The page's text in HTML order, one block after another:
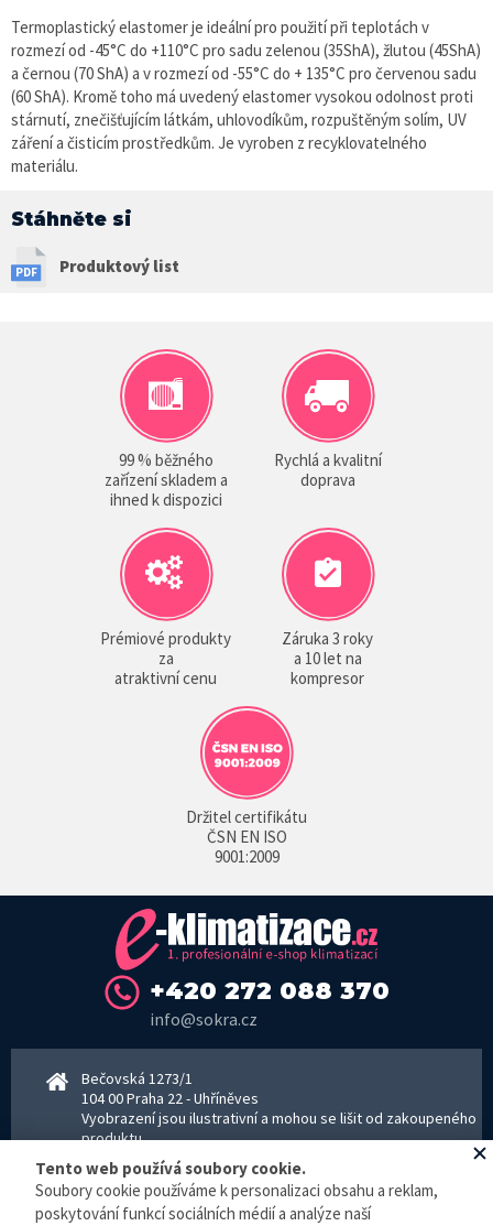
Termoplastický elastomer je ideální pro použití při teplotách v
rozmezí od -45°C do +110°C pro sadu zelenou (35ShA), žlutou (45ShA)
a černou (70 ShA) a v rozmezí od -55°C do + 135°C pro červenou sadu
(60 ShA). Kromě toho má uvedený elastomer vysokou odolnost proti
stárnutí, znečišťujícím látkám, uhlovodíkům, rozpuštěným solím, UV
záření a čisticím prostředkům. Je vyroben z recyklovatelného
materiálu.
Stáhněte si
Produktový list
99 % běžného
zařízení skladem a
ihned k dispozici
Rychlá a kvalitní
doprava
Prémiové produkty
za
atraktivní cenu
Záruka 3 roky
a 10 let na
kompresor
Držitel certifikátu
ČSN EN ISO
9001:2009
+420 272 088 370
info@sokra.cz
Bečovská 1273/1
104 00 Praha 22 - Uhříněves
Vyobrazení jsou ilustrativní a mohou se lišit od zakoupeného
produktu.
www.sokra.cz│www.haier-klimatizace.cz
Tento web používá soubory cookie.
Soubory cookie používáme k personalizaci obsahu a reklam,
poskytování funkcí sociálních médií a analýze naší